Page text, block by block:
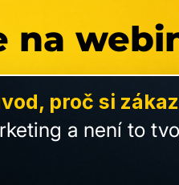
na
proč si
a není to